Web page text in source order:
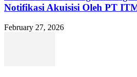
Notifikasi Akuisisi Oleh PT
February 27, 2026